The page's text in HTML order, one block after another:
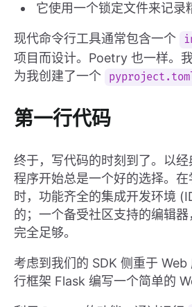
它使用一个锁定文件来记录
现代命令行工具通常包含一个
项目而设计。Poetry 也一样。
为我创建了一个
第一行代码
终于，写代码的时刻到了。以经
程序开始总是一个好的选择。
时，功能齐全的集成开发环境
的；一个备受社区支持的编辑器
完全足够。
考虑到我们的 SDK 侧重于
行框架 Flask 编写一个简单的